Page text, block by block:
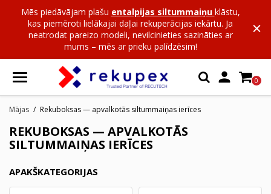
Mēs piedāvājam plašu entalpijas siltummaiņu klāstu,
kas piemēroti lielākajai daļai rekuperācijas iekārtu. Ja
neatrodat pareizo modeli, nevilcinieties sazināties ar
mums – mēs ar prieku palīdzēsim!
 0
Mājas Rekuboksas — apvalkotās siltummaiņas ierīces
REKUBOKSAS — APVALKOTĀS
SILTUMMAIŅAS IERĪCES
APAKŠKATEGORIJAS